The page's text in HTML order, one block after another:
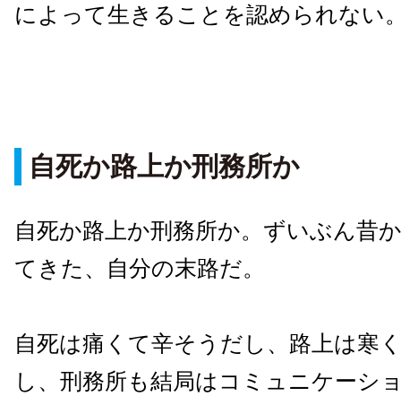
によって生きることを認められない
自死か路上か刑務所か
自死か路上か刑務所か。ずいぶん昔
てきた、自分の末路だ。
自死は痛くて辛そうだし、路上は寒
し、刑務所も結局はコミュニケーシ